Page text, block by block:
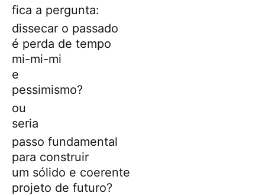
fica a pergunta:
dissecar o passado
é perda de tempo
mi-mi-mi
e
pessimismo?
ou
seria
passo fundamental
para construir
um sólido e coerente
projeto de futuro?